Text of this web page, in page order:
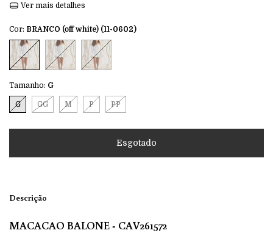
Ver mais detalhes
Cor: BRANCO (off white) (11-0602)
Tamanho: G
G GG M P PP
Descrição
MACACAO BALONE - CAV261572